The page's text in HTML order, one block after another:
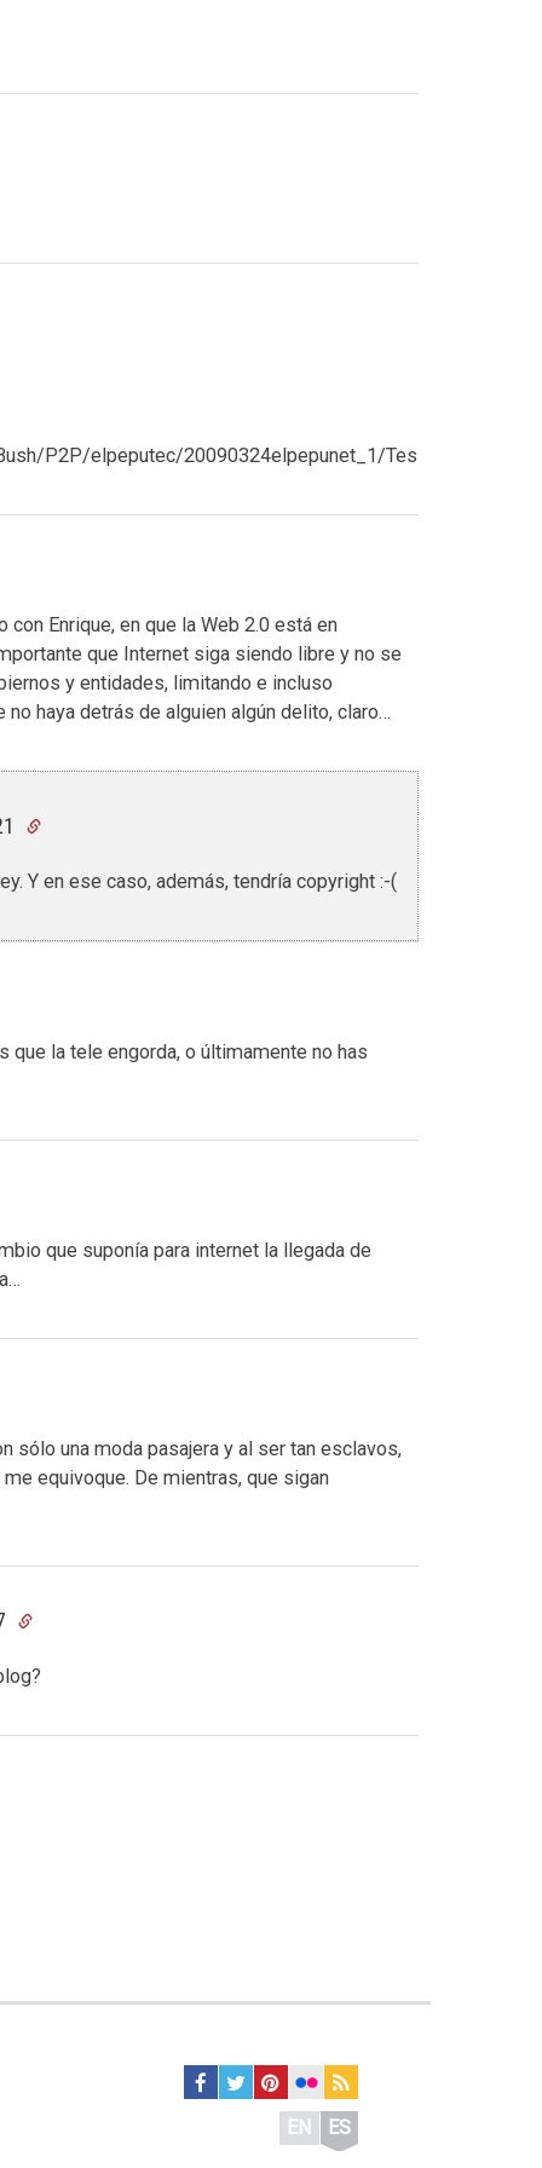
P2P/elpeputec/20090324elpepunet_1/Tes
Enrique, en que la Web 2.0 está en
que Internet siga siendo libre y no se
y entidades, limitando e incluso
haya detrás de alguien algún delito, claro…
Y en ese caso, además, tendría copyright :-(
que la tele engorda, o últimamente no has
que suponía para internet la llegada de
sólo una moda pasajera y al ser tan esclavos,
equivoque. De mientras, que sigan
EN ES